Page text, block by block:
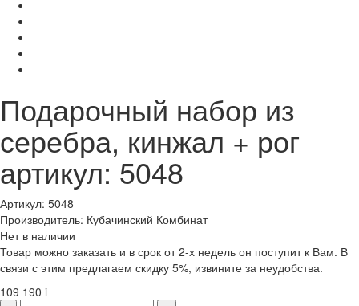
Подарочный набор из
серебра, кинжал + рог
артикул: 5048
Артикул: 5048
Производитель: Кубачинский Комбинат
Нет в наличии
Товар можно заказать и в срок от 2-х недель он поступит к Вам. В
связи с этим предлагаем скидку 5%, извините за неудобства.
109 190 i